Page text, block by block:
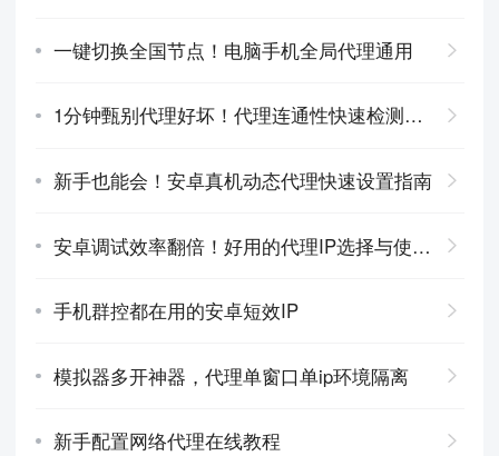
一键切换全国节点！电脑手机全局代理通用
1分钟甄别代理好坏！代理连通性快速检测指南
新手也能会！安卓真机动态代理快速设置指南
安卓调试效率翻倍！好用的代理IP选择与使用指南
手机群控都在用的安卓短效IP
模拟器多开神器，代理单窗口单ip环境隔离
新手配置网络代理在线教程